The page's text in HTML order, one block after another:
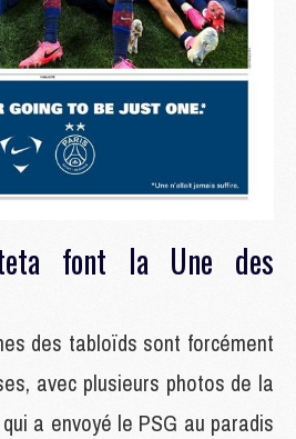
font la Une des
des tabloïds sont forcément
avec plusieurs photos de la
a envoyé le PSG au paradis